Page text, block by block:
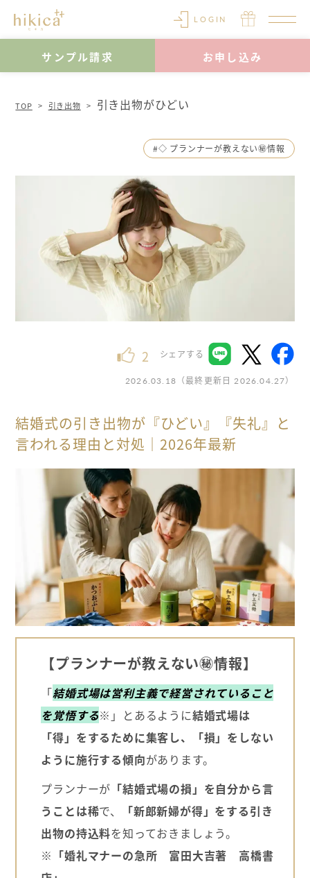
LOGIN
サンプル請求 お申し込み
TOP 引き出物 引き出物がひどい
#◇ プランナーが教えない㊙情報
シェアする
2
2026.03.18 （最終更新日 2026.04.27）
結婚式の引き出物が『ひどい』『失礼』と
言われる理由と対処｜2026年最新
【プランナーが教えない㊙情報】
「結婚式場は営利主義で経営されていること
を覚悟する※」とあるように結婚式場は
「得」をするために集客し、「損」をしない
ように施行する傾向があります。
プランナーが 「結婚式場の損」を自分から言
うことは稀で、
「新郎新婦が得」をする引き
出物の持込料を知っておきましょう。
※「婚礼マナーの急所 富田大吉著 高橋書